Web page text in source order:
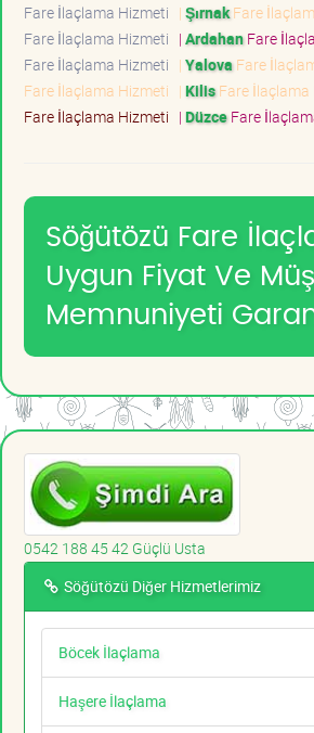
Fare İlaçlama Hizmeti | ŞırnakFare
Fare İlaçlama Hizmeti | ArdahanFare
Fare İlaçlama Hizmeti | Yalova Fare
Fare İlaçlama Hizmeti | KilisFare İlaçlama
Fare İlaçlama Hizmeti | DüzceFare
Söğütözü Fare
Uygun Fiyat Ve
Memnuniyeti
0542 188 45 42 Güçlü Usta
Söğütözü Diğer Hizmetlerimiz
Böcek İlaçlama
Haşere İlaçlama